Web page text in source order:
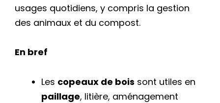
usages quotidiens, y compris la gestion
des animaux et du compost.
En bref
Les copeaux de bois sont utiles en
paillage, litière, aménagement